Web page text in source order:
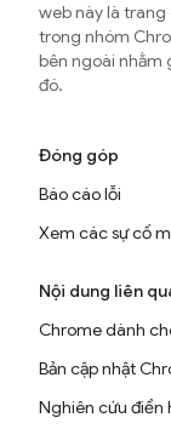
web này là
trong nhóm
bên ngoài nhằm
đó.
Đóng góp
Báo cáo lỗi
Xem các sự cố
Nội dung liên
Chrome dành
Bản cập nhật
Nghiên cứu điển